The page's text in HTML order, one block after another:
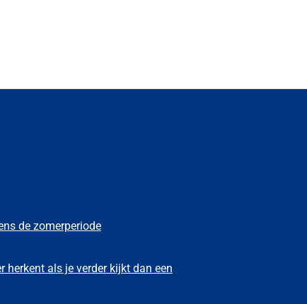
de zomerperiode
herkent als je verder kijkt dan een